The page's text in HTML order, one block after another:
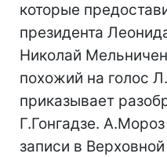
которые
президента
Николай
похожий на голос
приказывает
Г.Гонгадзе.
записи в